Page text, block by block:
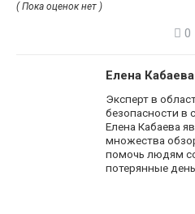
( Пока оценок нет )
0
Елена Кабаева
Эксперт в
безопасности в
Елена Кабаева
множества
помочь людям
потерянные